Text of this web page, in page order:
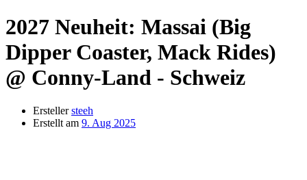
2027 Neuheit: Massai (Big
Dipper Coaster, Mack Rides)
@ Conny-Land - Schweiz
Ersteller steeh
Erstellt am 9. Aug 2025